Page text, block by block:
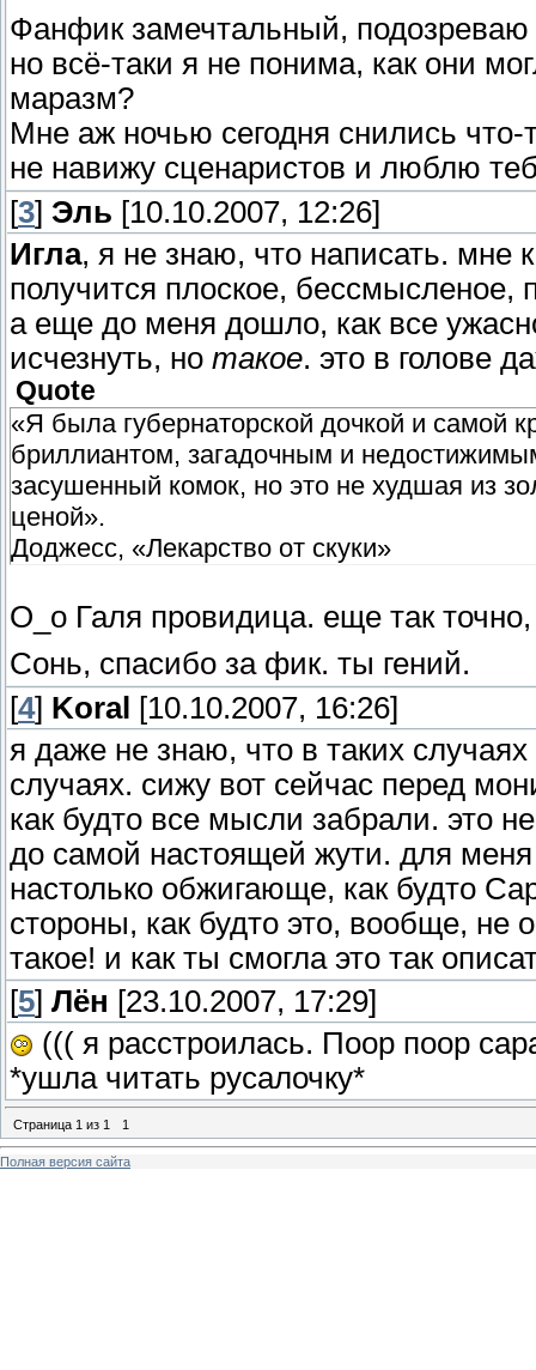
Фанфик замечтальный, подозреваю
но всё-таки я не понима, как они
маразм?
Мне аж ночью сегодня снились
не навижу сценаристов и люблю
[3] Эль [10.10.2007, 12:26]
Игла, я не знаю, что написать. мне
получится плоское, бессмысленое,
а еще до меня дошло, как все
исчезнуть, но такое. это в голове
Quote
«Я была губернаторской дочкой и самой
бриллиантом, загадочным и
засушенный комок, но это не худшая из
ценой».
Доджесс, «Лекарство от скуки»
О_о Галя провидица. еще так
Сонь, спасибо за фик. ты гений.
[4] Koral [10.10.2007, 16:26]
я даже не знаю, что в таких
случаях. сижу вот сейчас перед
как будто все мысли забрали. это
до самой настоящей жути. для
настолько обжигающе, как будто
стороны, как будто это, вообще, не
такое! и как ты смогла это так
[5] Лён [23.10.2007, 17:29]
((( я расстроилась. Поор поор
*ушла читать русалочку*
Страница 1 из 1 1
Полная версия сайта